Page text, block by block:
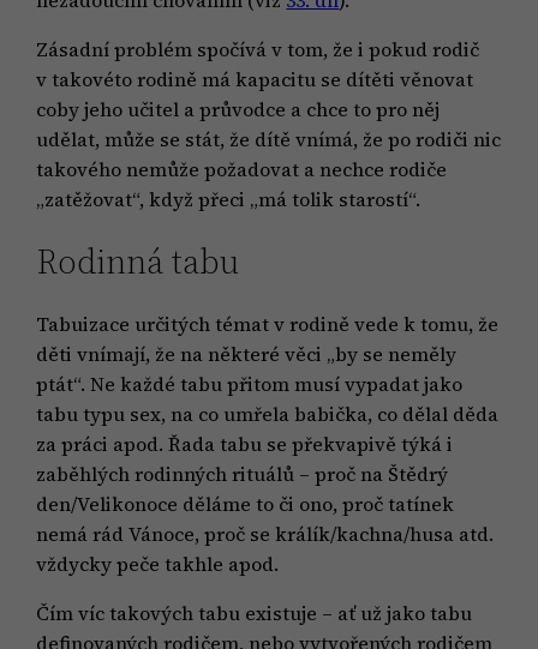
Zásadní problém spočívá v tom, že i pokud rodič
v takovéto rodině má kapacitu se dítěti věnovat
coby jeho učitel a průvodce a chce to pro něj
udělat, může se stát, že dítě vnímá, že po rodiči nic
takového nemůže požadovat a nechce rodiče
„zatěžovat“, když přeci „má tolik starostí“.
Rodinná tabu
Tabuizace určitých témat v rodině vede k tomu, že
děti vnímají, že na některé věci „by se neměly
ptát“. Ne každé tabu přitom musí vypadat jako
tabu typu sex, na co umřela babička, co dělal děda
za práci apod. Řada tabu se překvapivě týká i
zaběhlých rodinných rituálů – proč na Štědrý
den/Velikonoce děláme to či ono, proč tatínek
nemá rád Vánoce, proč se králík/kachna/husa atd.
vždycky peče takhle apod.
Čím víc takových tabu existuje – ať už jako tabu
definovaných rodičem, nebo vytvořených rodičem